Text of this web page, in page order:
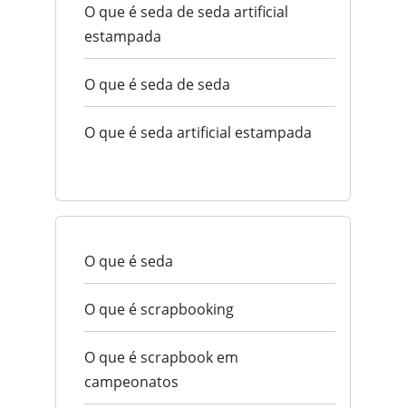
O que é seda de seda artificial
estampada
O que é seda de seda
O que é seda artificial estampada
O que é seda
O que é scrapbooking
O que é scrapbook em
campeonatos